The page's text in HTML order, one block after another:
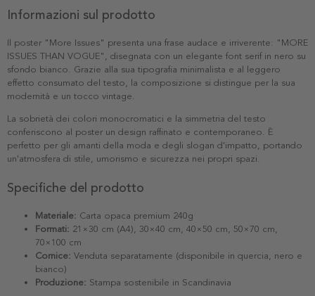
Informazioni sul prodotto
Il poster "More Issues" presenta una frase audace e irriverente: "MORE
ISSUES THAN VOGUE", disegnata con un elegante font serif in nero su
sfondo bianco. Grazie alla sua tipografia minimalista e al leggero
effetto consumato del testo, la composizione si distingue per la sua
modernità e un tocco vintage.
La sobrietà dei colori monocromatici e la simmetria del testo
conferiscono al poster un design raffinato e contemporaneo. È
perfetto per gli amanti della moda e degli slogan d'impatto, portando
un'atmosfera di stile, umorismo e sicurezza nei propri spazi.
Specifiche del prodotto
Materiale: Carta opaca premium 240g
Formati: 21×30 cm (A4), 30×40 cm, 40×50 cm, 50×70 cm,
70×100 cm
Cornice: Venduta separatamente (disponibile in quercia, nero e
bianco)
Produzione: Stampa sostenibile in Scandinavia